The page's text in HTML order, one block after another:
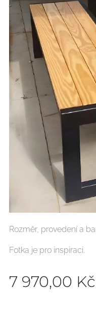
Rozměr, provedení a
Fotka je pro inspiraci.
7 970,00 Kč